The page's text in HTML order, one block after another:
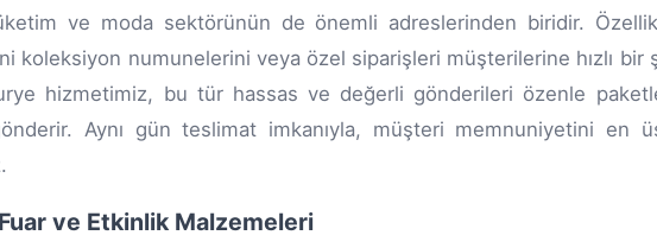
ve moda sektörünün de önemli adreslerinden biridir.
koleksiyon numunelerini veya özel siparişleri müşterilerine hızlı bir
hizmetimiz, bu tür hassas ve değerli gönderileri özenle
Aynı gün teslimat imkanıyla, müşteri memnuniyetini en
ve Etkinlik Malzemeleri